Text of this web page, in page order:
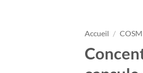
Accueil /